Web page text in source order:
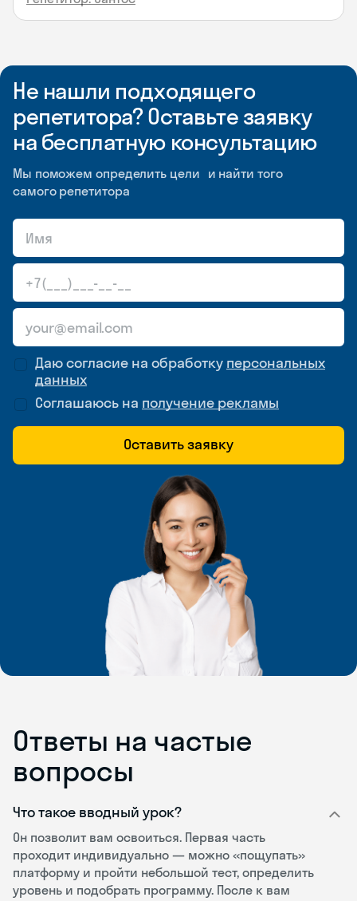
Не нашли подходящего
репетитора? Оставьте заявку
на бесплатную консультацию
Мы поможем определить цели и найти того
самого репетитора
Даю согласие на обработку персональных
данных
Соглашаюсь на получение рекламы
Оставить заявку
Ответы на частые
вопросы
Что такое вводный урок?
Он позволит вам освоиться. Первая часть
проходит индивидуально — можно «пощупать»
платформу и пройти небольшой тест, определить
уровень и подобрать программу. После к вам